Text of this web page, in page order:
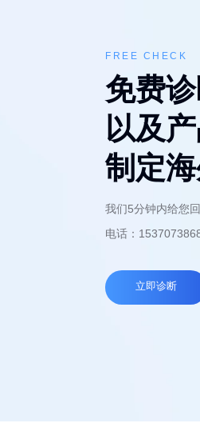
FREE CHECK
免费
以及
制定
我们5分钟内给您
电话：
立即诊断